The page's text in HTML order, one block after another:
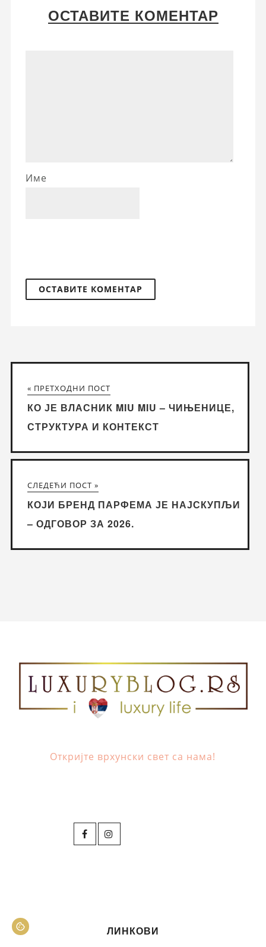
ОСТАВИТЕ КОМЕНТАР
Име
« ПРЕТХОДНИ ПОСТ
КО ЈЕ ВЛАСНИК MIU MIU – ЧИЊЕНИЦЕ,
СТРУКТУРА И КОНТЕКСТ
СЛЕДЕЋИ ПОСТ »
КОЈИ БРЕНД ПАРФЕМА ЈЕ НАЈСКУПЉИ
– ОДГОВОР ЗА 2026.
Откријте врхунски свет са нама!
ЛИНКОВИ